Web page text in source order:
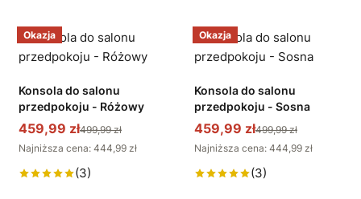
Okazja
Konsola do salonu
przedpokoju - Różowy
459,99 zł499,99 zł
Najniższa cena: 444,99 zł
(3)
Okazja
Konsola do salonu
przedpokoju - Sosna
459,99 zł499,99 zł
Najniższa cena: 444,99 zł
(3)